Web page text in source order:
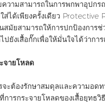
ความสามารถในการพกพาอุปกร
ส่ได้เพียงครั้งเดียว Protective
สมัยสามารถให้การปกป้องการ
ยังเสื้อกั๊กเพื่อให้มั่นใจได้ว่ากา
จายโหลด
จะต้องรักษาสมดุลและความอดท
ารกระจายโหลดของเสื้อยุทธ